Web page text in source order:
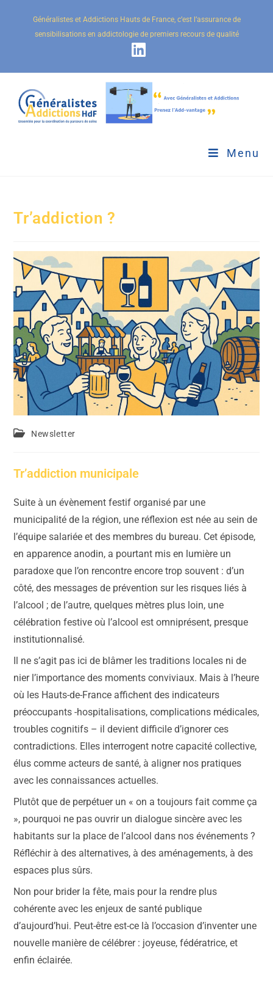
Généralistes et Addictions Hauts de France, c’est l’assurance de
sensibilisations en addictologie de premiers recours de qualité
Menu
Tr’addiction ?
Newsletter
Tr’addiction municipale
Suite à un évènement festif organisé par une
municipalité de la région, une réflexion est née au sein de
l’équipe salariée et des membres du bureau. Cet épisode,
en apparence anodin, a pourtant mis en lumière un
paradoxe que l’on rencontre encore trop souvent : d’un
côté, des messages de prévention sur les risques liés à
l’alcool ; de l’autre, quelques mètres plus loin, une
célébration festive où l’alcool est omniprésent, presque
institutionnalisé.
Il ne s’agit pas ici de blâmer les traditions locales ni de
nier l’importance des moments conviviaux. Mais à l’heure
où les Hauts-de-France affichent des indicateurs
préoccupants -hospitalisations, complications médicales,
troubles cognitifs – il devient difficile d’ignorer ces
contradictions. Elles interrogent notre capacité collective,
élus comme acteurs de santé, à aligner nos pratiques
avec les connaissances actuelles.
Plutôt que de perpétuer un « on a toujours fait comme ça
», pourquoi ne pas ouvrir un dialogue sincère avec les
habitants sur la place de l’alcool dans nos événements ?
Réfléchir à des alternatives, à des aménagements, à des
espaces plus sûrs.
Non pour brider la fête, mais pour la rendre plus
cohérente avec les enjeux de santé publique
d’aujourd’hui. Peut-être est-ce là l’occasion d’inventer une
nouvelle manière de célébrer : joyeuse, fédératrice, et
enfin éclairée.